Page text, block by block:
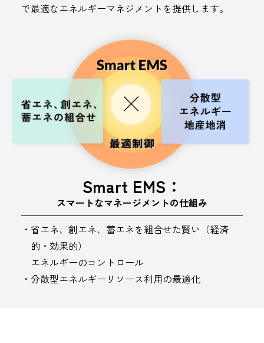
で最適なエネルギーマネジメントを提供します。
Smart EMS：
スマートなマネージメントの仕組み
省エネ、創エネ、蓄エネを組合せた賢い（経済
的・効果的）
エネルギーのコントロール
分散型エネルギーリソース利用の最適化